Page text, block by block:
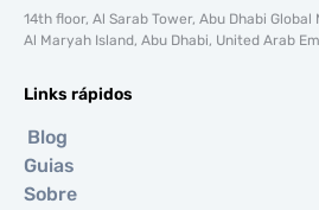
14th floor, Al Sarab Tower, Abu Dhabi Global
Al Maryah Island, Abu Dhabi, United Arab
Links rápidos
Blog
Guias
Sobre